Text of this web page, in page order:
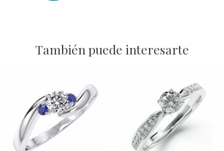
También puede interesarte